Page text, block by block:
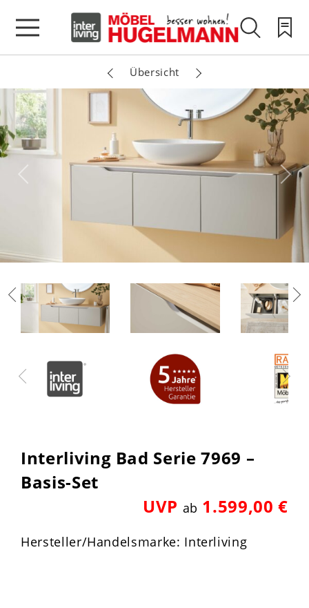
Übersicht
Interliving Bad Serie 7969 –
Basis-Set
UVP ab 1.599,00 €
Hersteller/Handelsmarke: Interliving